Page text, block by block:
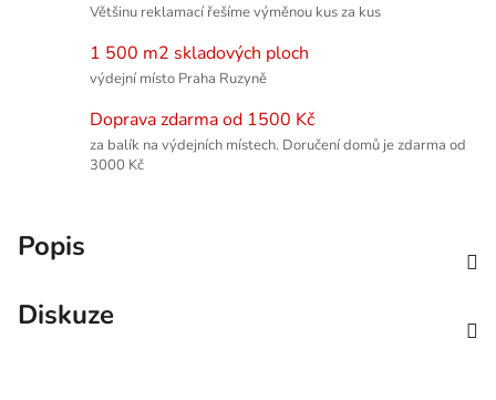
Většinu reklamací řešíme výměnou kus za kus
1 500 m2 skladových ploch
výdejní místo Praha Ruzyně
Doprava zdarma od 1500 Kč
za balík na výdejních místech. Doručení domů je zdarma od
3000 Kč
Popis
Diskuze